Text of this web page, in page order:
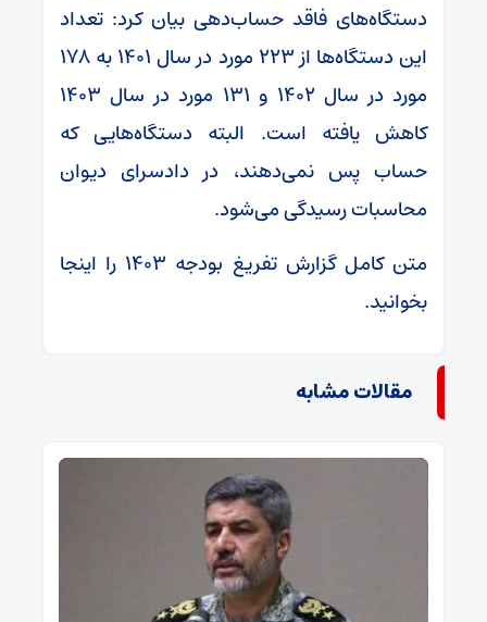
دستگاه‌های فاقد حساب‌دهی بیان کرد: تعداد
این دستگاه‌ها از ۲۲۳ مورد در سال ۱۴۰۱ به ۱۷۸
مورد در سال ۱۴۰۲ و ۱۳۱ مورد در سال ۱۴۰۳
کاهش یافته است. البته دستگاه‌هایی که
حساب پس نمی‌دهند، در دادسرای دیوان
محاسبات رسیدگی می‌شود.
متن کامل گزارش تفریغ بودجه ۱۴۰۳ را اینجا
بخوانید.
مقالات مشابه